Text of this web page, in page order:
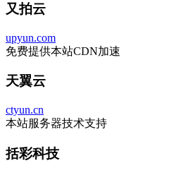
又拍云
upyun.com
免费提供本站CDN加速
天翼云
ctyun.cn
本站服务器技术支持
括彩科技